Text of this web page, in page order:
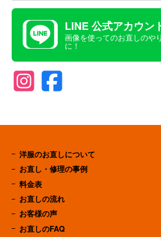
LINE 公式アカウン
画像を使ってのお直しのや
に！
洋服のお直しについて
お直し・修理の事例
料金表
お直しの流れ
お客様の声
お直しのFAQ